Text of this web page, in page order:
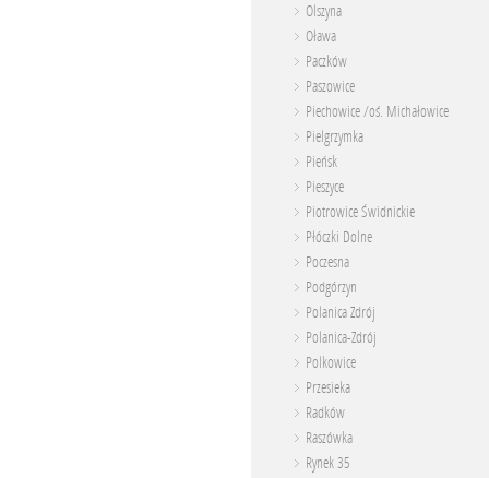
Olszyna
Oława
Paczków
Paszowice
Piechowice /oś. Michałowice
Pielgrzymka
Pieńsk
Pieszyce
Piotrowice Świdnickie
Płóczki Dolne
Poczesna
Podgórzyn
Polanica Zdrój
Polanica-Zdrój
Polkowice
Przesieka
Radków
Raszówka
Rynek 35